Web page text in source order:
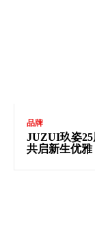
品牌
JUZUI玖姿25
共启新生优雅